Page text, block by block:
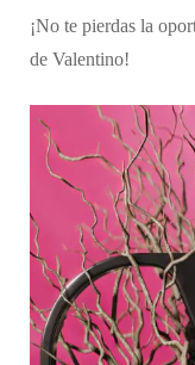
¡No te pierdas la
de Valentino!